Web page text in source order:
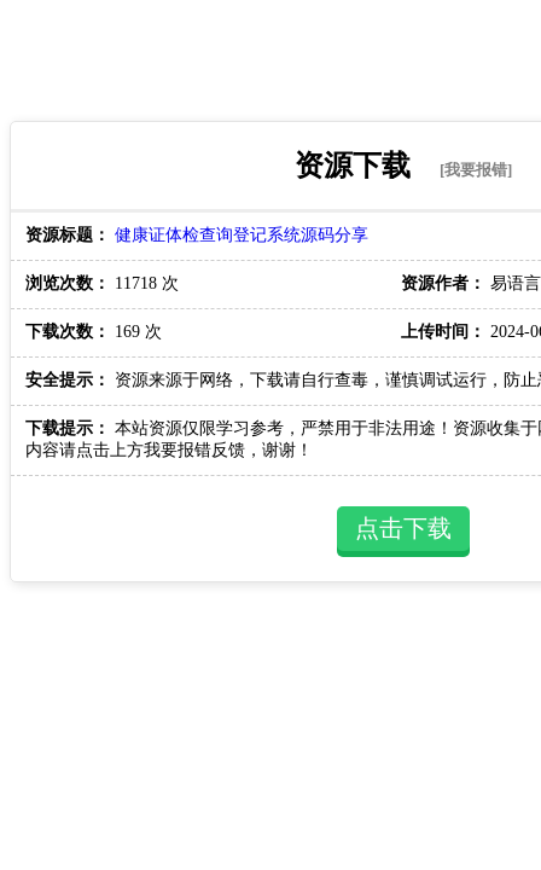
资源下载 [我要报错]
资源标题： 健康证体检查询登记系统源码分享
浏览次数： 11718 次 资源作者： 易语
下载次数： 169 次 上传时间： 2024-
安全提示： 资源来源于网络，下载请自行查毒，谨慎调试运行，防
下载提示： 本站资源仅限学习参考，严禁用于非法用途！资源收集
内容请点击上方我要报错反馈，谢谢！
点击下载